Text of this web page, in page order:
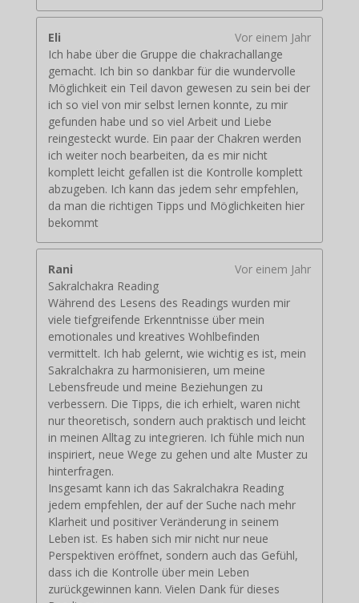
Eli
Vor einem Jahr
Ich habe über die Gruppe die chakrachallange
gemacht. Ich bin so dankbar für die wundervolle
Möglichkeit ein Teil davon gewesen zu sein bei der
ich so viel von mir selbst lernen konnte, zu mir
gefunden habe und so viel Arbeit und Liebe
reingesteckt wurde. Ein paar der Chakren werden
ich weiter noch bearbeiten, da es mir nicht
komplett leicht gefallen ist die Kontrolle komplett
abzugeben. Ich kann das jedem sehr empfehlen,
da man die richtigen Tipps und Möglichkeiten hier
bekommt
Rani
Vor einem Jahr
Sakralchakra Reading
Während des Lesens des Readings wurden mir
viele tiefgreifende Erkenntnisse über mein
emotionales und kreatives Wohlbefinden
vermittelt. Ich hab gelernt, wie wichtig es ist, mein
Sakralchakra zu harmonisieren, um meine
Lebensfreude und meine Beziehungen zu
verbessern. Die Tipps, die ich erhielt, waren nicht
nur theoretisch, sondern auch praktisch und leicht
in meinen Alltag zu integrieren. Ich fühle mich nun
inspiriert, neue Wege zu gehen und alte Muster zu
hinterfragen.
Insgesamt kann ich das Sakralchakra Reading
jedem empfehlen, der auf der Suche nach mehr
Klarheit und positiver Veränderung in seinem
Leben ist. Es haben sich mir nicht nur neue
Perspektiven eröffnet, sondern auch das Gefühl,
dass ich die Kontrolle über mein Leben
zurückgewinnen kann. Vielen Dank für dieses